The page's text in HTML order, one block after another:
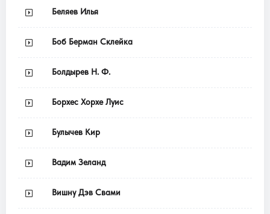
Беляев Илья
Боб Берман Склейка
Болдырев Н. Ф.
Борхес Хорхе Луис
Булычев Кир
Вадим Зеланд
Вишну Дэв Свами